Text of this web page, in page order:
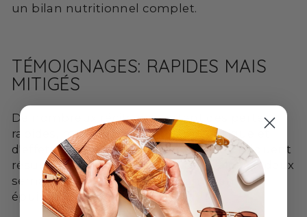
un bilan nutritionnel complet.
TÉMOIGNAGES: RAPIDES MAIS
MITIGÉS
De nombreux récits rapportent des pertes
rapides, mais accompagnées de fatigue et
d'effets secondaires. Un témoignage fréquent
résume le paradoxe: "J'ai perdu 6 kilos en deux
semaines, mais j'ai été constamment
épuisée".